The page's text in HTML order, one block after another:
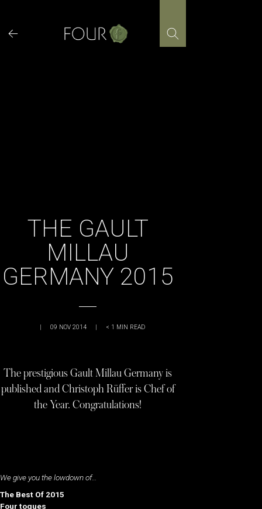
content
THE GAULT
MILLAU
GERMANY 2015
| 09 NOV 2014 | < 1 MIN READ
The prestigious Gault Millau Germany is
published and Christoph Rüffer is Chef of
the Year. Congratulations!
We give you the lowdown of…
The Best Of 2015
Four toques